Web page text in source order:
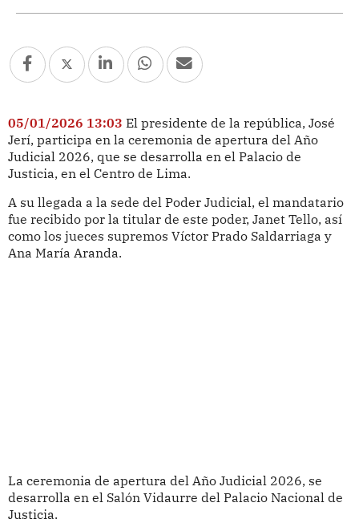
05/01/2026 13:03 El presidente de la república, José
Jerí, participa en la ceremonia de apertura del Año
Judicial 2026, que se desarrolla en el Palacio de
Justicia, en el Centro de Lima.
A su llegada a la sede del Poder Judicial, el mandatario
fue recibido por la titular de este poder, Janet Tello, así
como los jueces supremos Víctor Prado Saldarriaga y
Ana María Aranda.
La ceremonia de apertura del Año Judicial 2026, se
desarrolla en el Salón Vidaurre del Palacio Nacional de
Justicia.